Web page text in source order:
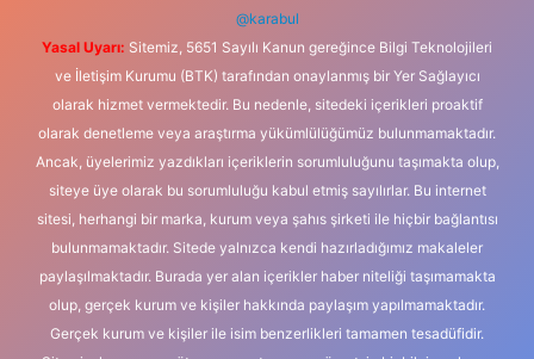
@karabul
Yasal Uyarı: Sitemiz, 5651 Sayılı Kanun gereğince Bilgi Teknolojileri
ve İletişim Kurumu (BTK) tarafından onaylanmış bir Yer Sağlayıcı
olarak hizmet vermektedir. Bu nedenle, sitedeki içerikleri proaktif
olarak denetleme veya araştırma yükümlülüğümüz bulunmamaktadır.
Ancak, üyelerimiz yazdıkları içeriklerin sorumluluğunu taşımakta olup,
siteye üye olarak bu sorumluluğu kabul etmiş sayılırlar. Bu internet
sitesi, herhangi bir marka, kurum veya şahıs şirketi ile hiçbir bağlantısı
bulunmamaktadır. Sitede yalnızca kendi hazırladığımız makaleler
paylaşılmaktadır. Burada yer alan içerikler haber niteliği taşımamakta
olup, gerçek kurum ve kişiler hakkında paylaşım yapılmamaktadır.
Gerçek kurum ve kişiler ile isim benzerlikleri tamamen tesadüfidir.